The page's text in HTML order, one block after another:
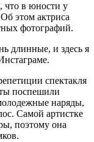
что в юности у
этом актриса
фотографий.
длинные, и здесь я
спектакля
поспешили
наряды,
Самой артистке
поэтому она